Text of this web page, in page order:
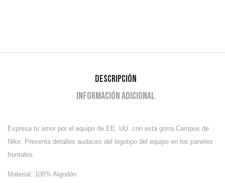
Descripción
Información adicional
Expresa tu amor por el equipo de EE. UU. con esta gorra Campus de
Nike. Presenta detalles audaces del logotipo del equipo en los paneles
frontales.
Material: 100% Algodón